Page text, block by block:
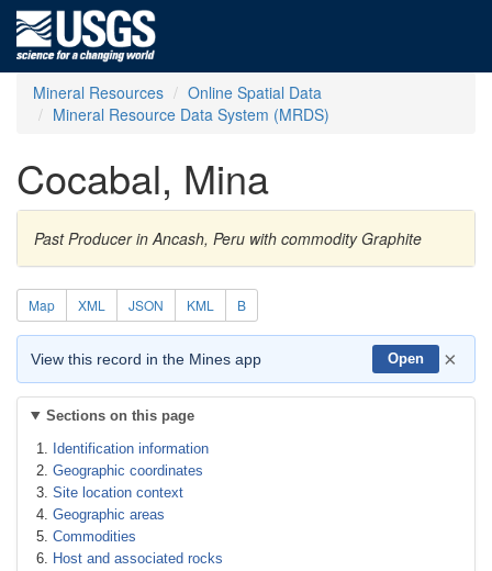
Mineral Resources
Online Spatial Data
Mineral Resource Data System (MRDS)
Cocabal, Mina
Past Producer in Ancash, Peru with commodity Graphite
Map XML JSON KML B
View this record in the Mines app Open ×
Sections on this page
Identification information
Geographic coordinates
Site location context
Geographic areas
Commodities
Host and associated rocks